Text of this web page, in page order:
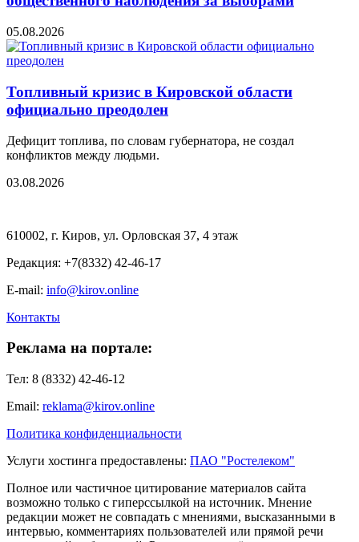
05.08.2026
Топливный кризис в Кировской области
официально преодолен
Дефицит топлива, по словам губернатора, не создал
конфликтов между людьми.
03.08.2026
610002, г. Киров, ул. Орловская 37, 4 этаж
Редакция: +7(8332) 42-46-17
E-mail: info@kirov.online
Контакты
Реклама на портале:
Тел: 8 (8332) 42-46-12
Email: reklama@kirov.online
Политика конфиденциальности
Услуги хостинга предоставлены: ПАО "Ростелеком"
Полное или частичное цитирование материалов сайта
возможно только с гиперссылкой на источник. Мнение
редакции может не совпадать с мнениями, высказанными в
интервью, комментариях пользователей или прямой речи